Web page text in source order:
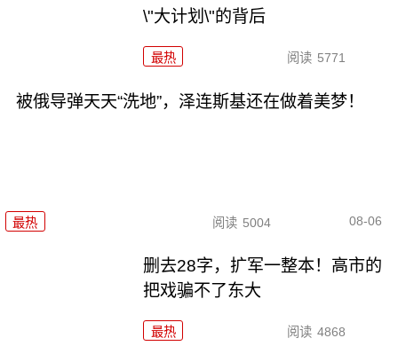
\"大计划\"的背后
最热 阅读 5771
被俄导弹天天“洗地”，泽连斯基还在做着美梦！
最热 阅读 5004 08-06
删去28字，扩军一整本！高市的
把戏骗不了东大
最热 阅读 4868